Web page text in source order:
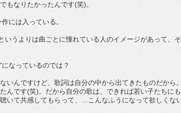
もなりたかったんです(笑)。
には入っている。
いうよりは曲ごとに憧れている人のイメージがあって、
なっているのでは？
いんですけど、歌詞は自分の中から出てきたものだから
んです(笑)。だから自分の歌は、できれば若い子たちに
いて共感してもらって、…こんなふうになって欲しくな